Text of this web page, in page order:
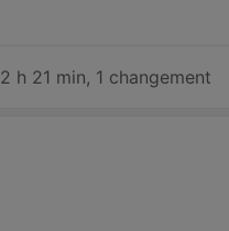
2 h 21 min, 1 changement